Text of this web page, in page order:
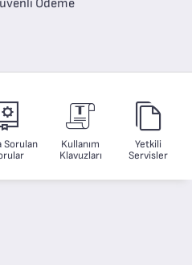
Ödeme
Sorulan
Kullanım
Klavuzları
Yetkili
Servisler